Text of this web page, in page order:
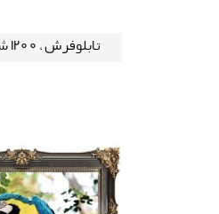
تابلوفرش ، 1200 شانه - 134-2